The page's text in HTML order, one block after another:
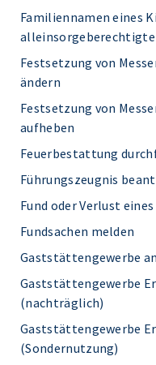
Familiennamen eines
Festsetzung von
ändern
Festsetzung von
aufheben
Feuerbestattung
Führungszeugnis
Fund oder Verlust
Fundsachen melden
Gaststättengewerbe
Gaststättengewerbe
(nachträglich)
Gaststättengewerbe
(Sondernutzung)